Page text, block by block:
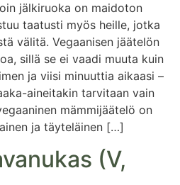
jälkiruoka on maidoton
taatusti myös heille, jotka
välitä. Vegaanisen jäätelön
sillä se ei vaadi muuta kuin
ja viisi minuuttia aikaasi –
aineitakin tarvitaan vain
mämmijäätelö on
ja täyteläinen […]
(V,